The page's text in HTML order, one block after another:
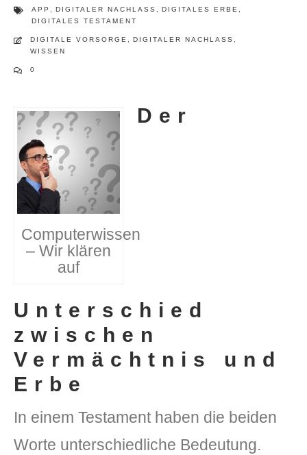
APP , DIGITALER NACHLASS , DIGITALES ERBE ,
DIGITALES TESTAMENT
DIGITALE VORSORGE , DIGITALER NACHLASS ,
WISSEN
0
Computerwissen
– Wir klären
auf
Der
Unterschied
zwischen
Vermächtnis und
Erbe
In einem Testament haben die beiden
Worte unterschiedliche Bedeutung.